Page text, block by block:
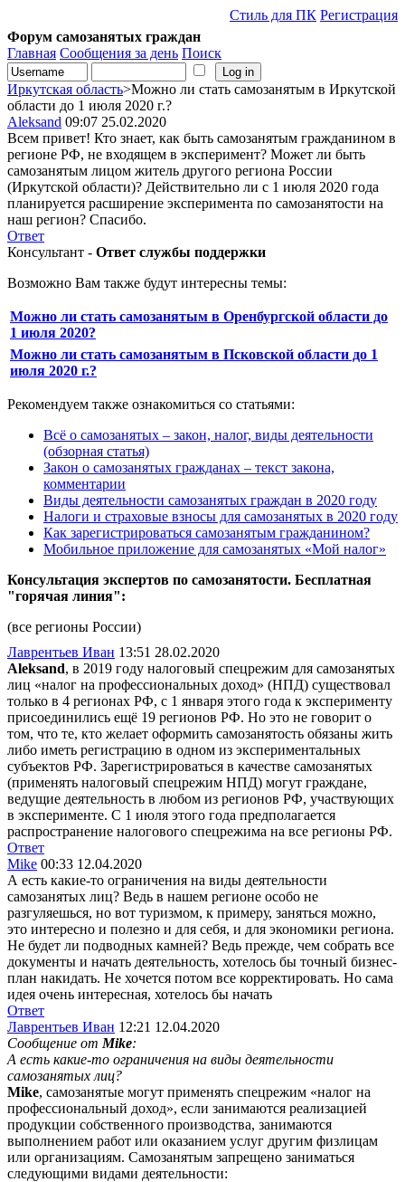
Стиль для ПК Регистрация
Форум самозанятых граждан
Главная Сообщения за день Поиск
Иркутская область>Можно ли стать самозанятым в Иркутской
области до 1 июля 2020 г.?
Aleksand 09:07 25.02.2020
Всем привет! Кто знает, как быть самозанятым гражданином в
регионе РФ, не входящем в эксперимент? Может ли быть
самозанятым лицом житель другого региона России
(Иркутской области)? Действительно ли с 1 июля 2020 года
планируется расширение эксперимента по самозанятости на
наш регион? Спасибо.
Ответ
Консультант - Ответ службы поддержки
Возможно Вам также будут интересны темы:
Можно ли стать самозанятым в Оренбургской области до
1 июля 2020?
Можно ли стать самозанятым в Псковской области до 1
июля 2020 г.?
Рекомендуем также ознакомиться со статьями:
Всё о самозанятых – закон, налог, виды деятельности
(обзорная статья)
Закон о самозанятых гражданах – текст закона,
комментарии
Виды деятельности самозанятых граждан в 2020 году
Налоги и страховые взносы для самозанятых в 2020 году
Как зарегистрироваться самозанятым гражданином?
Мобильное приложение для самозанятых «Мой налог»
Консультация экспертов по самозанятости. Бесплатная
"горячая линия":
(все регионы России)
Лаврентьев Иван 13:51 28.02.2020
Aleksand, в 2019 году налоговый спецрежим для самозанятых
лиц «налог на профессиональных доход» (НПД) существовал
только в 4 регионах РФ, с 1 января этого года к эксперименту
присоединились ещё 19 регионов РФ. Но это не говорит о
том, что те, кто желает оформить самозанятость обязаны жить
либо иметь регистрацию в одном из экспериментальных
субъектов РФ. Зарегистрироваться в качестве самозанятых
(применять налоговый спецрежим НПД) могут граждане,
ведущие деятельность в любом из регионов РФ, участвующих
в эксперименте. С 1 июля этого года предполагается
распространение налогового спецрежима на все регионы РФ.
Ответ
Mike 00:33 12.04.2020
А есть какие-то ограничения на виды деятельности
самозанятых лиц? Ведь в нашем регионе особо не
разгуляешься, но вот туризмом, к примеру, заняться можно,
это интересно и полезно и для себя, и для экономики региона.
Не будет ли подводных камней? Ведь прежде, чем собрать все
документы и начать деятельность, хотелось бы точный бизнес-
план накидать. Не хочется потом все корректировать. Но сама
идея очень интересная, хотелось бы начать
Ответ
Лаврентьев Иван 12:21 12.04.2020
Сообщение от Mike:
А есть какие-то ограничения на виды деятельности
самозанятых лиц?
Mike, самозанятые могут применять спецрежим «налог на
профессиональный доход», если занимаются реализацией
продукции собственного производства, занимаются
выполнением работ или оказанием услуг другим физлицам
или организациям. Самозанятым запрещено заниматься
следующими видами деятельности: